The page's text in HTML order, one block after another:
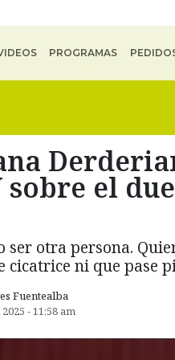
PROGRAMAS
sobre el
ser otra persona.
cicatrice ni que pase
Fuentealba
- 11:58 am